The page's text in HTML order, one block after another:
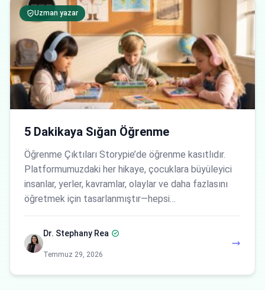
Uzman yazar
5 Dakikaya Sığan Öğrenme
Öğrenme Çıktıları Storypie’de öğrenme kasıtlıdır.
Platformumuzdaki her hikaye, çocuklara büyüleyici
insanlar, yerler, kavramlar, olaylar ve daha fazlasını
öğretmek için tasarlanmıştır—hepsi…
Dr. Stephany Rea
Temmuz 29, 2026